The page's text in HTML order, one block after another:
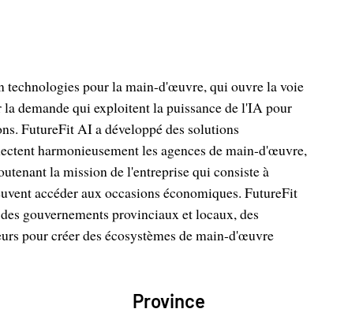
technologies pour la main-d'œuvre, qui ouvre la voie
demande qui exploitent la puissance de l'IA pour
FutureFit AI a développé des solutions
harmonieusement les agences de main-d'œuvre,
la mission de l'entreprise qui consiste à
accéder aux occasions économiques. FutureFit
gouvernements provinciaux et locaux, des
pour créer des écosystèmes de main-d'œuvre
Province